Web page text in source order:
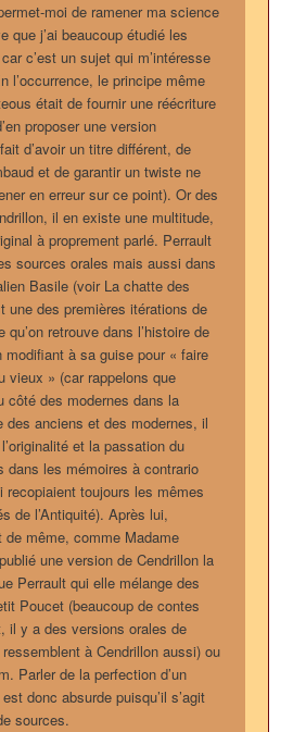
moi de ramener ma science
que j’ai beaucoup étudié les
c’est un sujet qui m’intéresse
l’occurrence, le principe même
était de fournir une réécriture
proposer une version
d’avoir un titre différent, de
et de garantir un twiste ne
en erreur sur ce point). Or des
il en existe une multitude,
à proprement parlé. Perrault
sources orales mais aussi dans
Basile (voir La chatte des
une des premières itérations de
qu’on retrouve dans l’histoire de
modifiant à sa guise pour « faire
vieux » (car rappelons que
côté des modernes dans la
des anciens et des modernes, il
et la passation du
dans les mémoires à contrario
recopiaient toujours les mêmes
de l’Antiquité). Après lui,
de même, comme Madame
une version de Cendrillon la
Perrault qui elle mélange des
Poucet (beaucoup de contes
il y a des versions orales de
ressemblent à Cendrillon aussi) ou
Parler de la perfection d’un
donc absurde puisqu’il s’agit
sources.